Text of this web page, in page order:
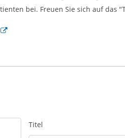
bei. Freuen Sie sich auf das
Titel